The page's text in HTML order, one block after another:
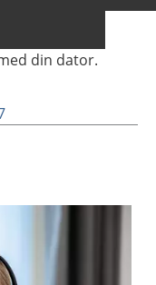
din dator.